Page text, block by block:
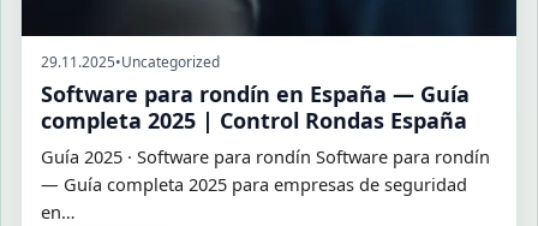
29.11.2025•Uncategorized
Software para rondín en España — Guía
completa 2025 | Control Rondas España
Guía 2025 · Software para rondín Software para rondín
— Guía completa 2025 para empresas de seguridad
en…